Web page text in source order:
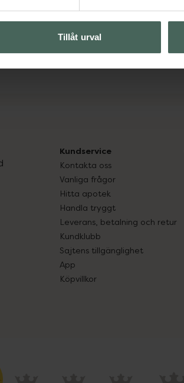
Tillåt urval
Kundservice
Kontakta oss
Vanliga frågor
Hitta apotek
Handla tryggt
Leverans, betalning och retur
Kundklubb
Sajtens tillgänglighet
App
Köpvillkor